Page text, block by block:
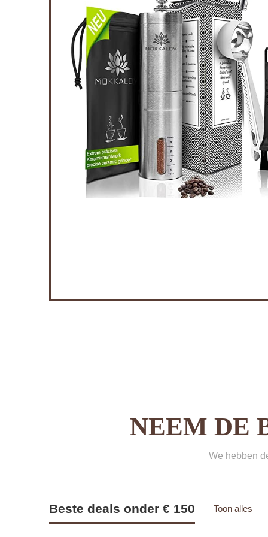
NEEM DE
We hebben
Beste deals onder € 150 Toon alles